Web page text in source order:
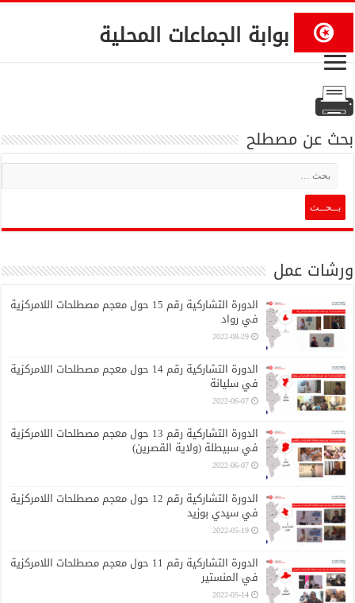
بوابة الجماعات المحلية
بحث عن مصطلح
ورشات عمل
الدورة التشاركية رقم 15 حول معجم مصطلحات اللامركزية
في رواد
2022-08-29
الدورة التشاركية رقم 14 حول معجم مصطلحات اللامركزية
في سليانة
2022-06-07
الدورة التشاركية رقم 13 حول معجم مصطلحات اللامركزية
في سبيطلة (ولاية القصرين)
2022-06-07
الدورة التشاركية رقم 12 حول معجم مصطلحات اللامركزية
في سيدي بوزيد
2022-05-19
الدورة التشاركية رقم 11 حول معجم مصطلحات اللامركزية
في المنستير
2022-05-14